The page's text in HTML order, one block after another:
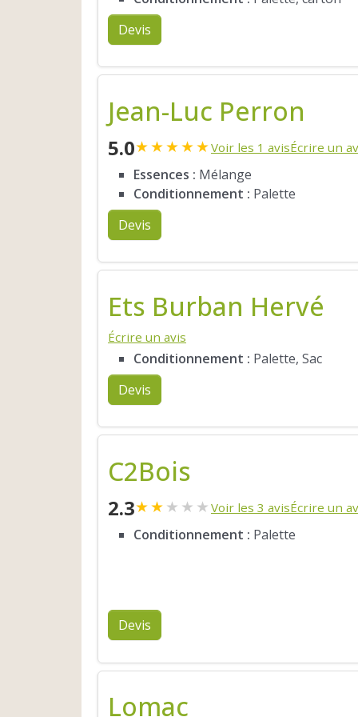
Devis
Jean-Luc Perron
5.0★★★★★Voir les 1 avisÉcrire un
Essences : Mélange
Conditionnement : Palette
Devis
Ets Burban Hervé
Écrire un avis
Conditionnement : Palette, Sac
Devis
C2Bois
2.3★★★ ★ ★ Voir les 3 avisÉcrire un
Conditionnement : Palette
Devis
Lomac